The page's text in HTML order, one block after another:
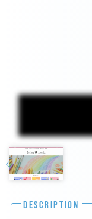
DESCRIPTION